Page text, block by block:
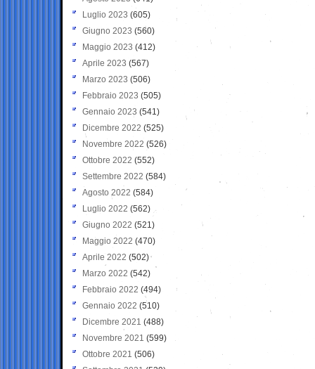
Luglio 2023 (605)
Giugno 2023 (560)
Maggio 2023 (412)
Aprile 2023 (567)
Marzo 2023 (506)
Febbraio 2023 (505)
Gennaio 2023 (541)
Dicembre 2022 (525)
Novembre 2022 (526)
Ottobre 2022 (552)
Settembre 2022 (584)
Agosto 2022 (584)
Luglio 2022 (562)
Giugno 2022 (521)
Maggio 2022 (470)
Aprile 2022 (502)
Marzo 2022 (542)
Febbraio 2022 (494)
Gennaio 2022 (510)
Dicembre 2021 (488)
Novembre 2021 (599)
Ottobre 2021 (506)